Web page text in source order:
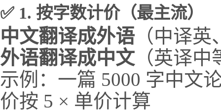
✅ 1. 按字数计价（最主流）
中文翻译成外语 （中译
外语翻译成中文 （英译
示例：一篇 5000 字中文
价按 5 × 单价计算